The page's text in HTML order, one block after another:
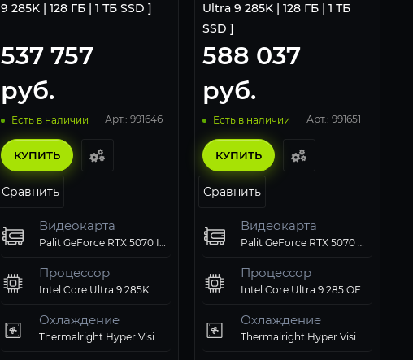
9 285K | 128 ГБ | 1 ТБ SSD ]
537 757
руб.
Есть в наличии Арт.: 991646
КУПИТЬ
Сравнить
Видеокарта
Palit GeForce RTX 5070 Infinity 3
Процессор
Intel Core Ultra 9 285K
Охлаждение
Thermalright Hyper Vision 360 ARGB Black
Ultra 9 285K | 128 ГБ | 1 ТБ
SSD ]
588 037
руб.
Есть в наличии Арт.: 991651
КУПИТЬ
Сравнить
Видеокарта
Palit GeForce RTX 5070 Ti GamingPro-S OC 16Gb
Процессор
Intel Core Ultra 9 285 OEM AT8076806418
Охлаждение
Thermalright Hyper Vision 360 ARGB Black